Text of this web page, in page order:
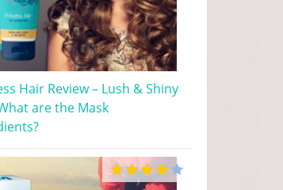
Hair Review – Lush & Shiny
are the Mask